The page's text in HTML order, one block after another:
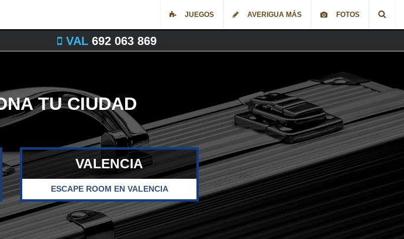
JUEGOS AVERIGUA MÁS FOTOS
VAL692 063 869
TU CIUDAD
VALENCIA
ESCAPE ROOM EN VALENCIA